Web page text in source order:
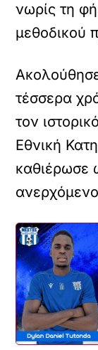
νωρίς τη
μεθοδικού
τέσσερα
τον
Εθνική
καθιέρωσε